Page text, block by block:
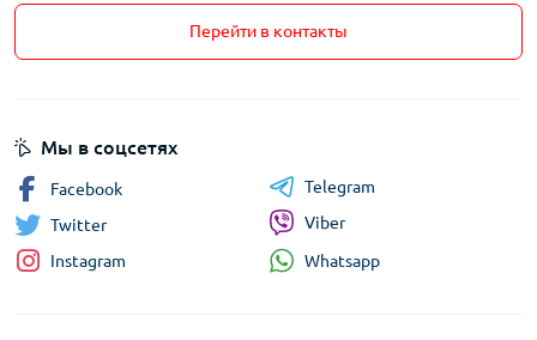
Перейти в контакты
Мы в соцсетях
Facebook
Twitter
Instagram
Telegram
Viber
Whatsapp